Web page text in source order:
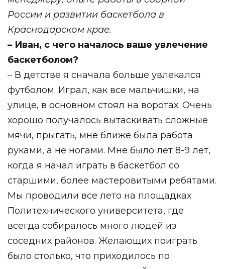
России и развитии баскетбола в
Краснодарском крае.
– Иван, с чего началось ваше увлечение
баскетболом?
– В детстве я сначала больше увлекался
футболом. Играл, как все мальчишки, на
улице, в основном стоял на воротах. Очень
хорошо получалось вытаскивать сложные
мячи, прыгать, мне ближе была работа
руками, а не ногами. Мне было лет 8-9 лет,
когда я начал играть в баскетбол со
старшими, более мастеровитыми ребятами.
Мы проводили все лето на площадках
Политехнического университета, где
всегда собиралось много людей из
соседних районов. Желающих поиграть
было столько, что приходилось по